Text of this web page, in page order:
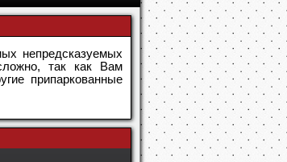
непредсказуемых
так как Вам
припаркованные